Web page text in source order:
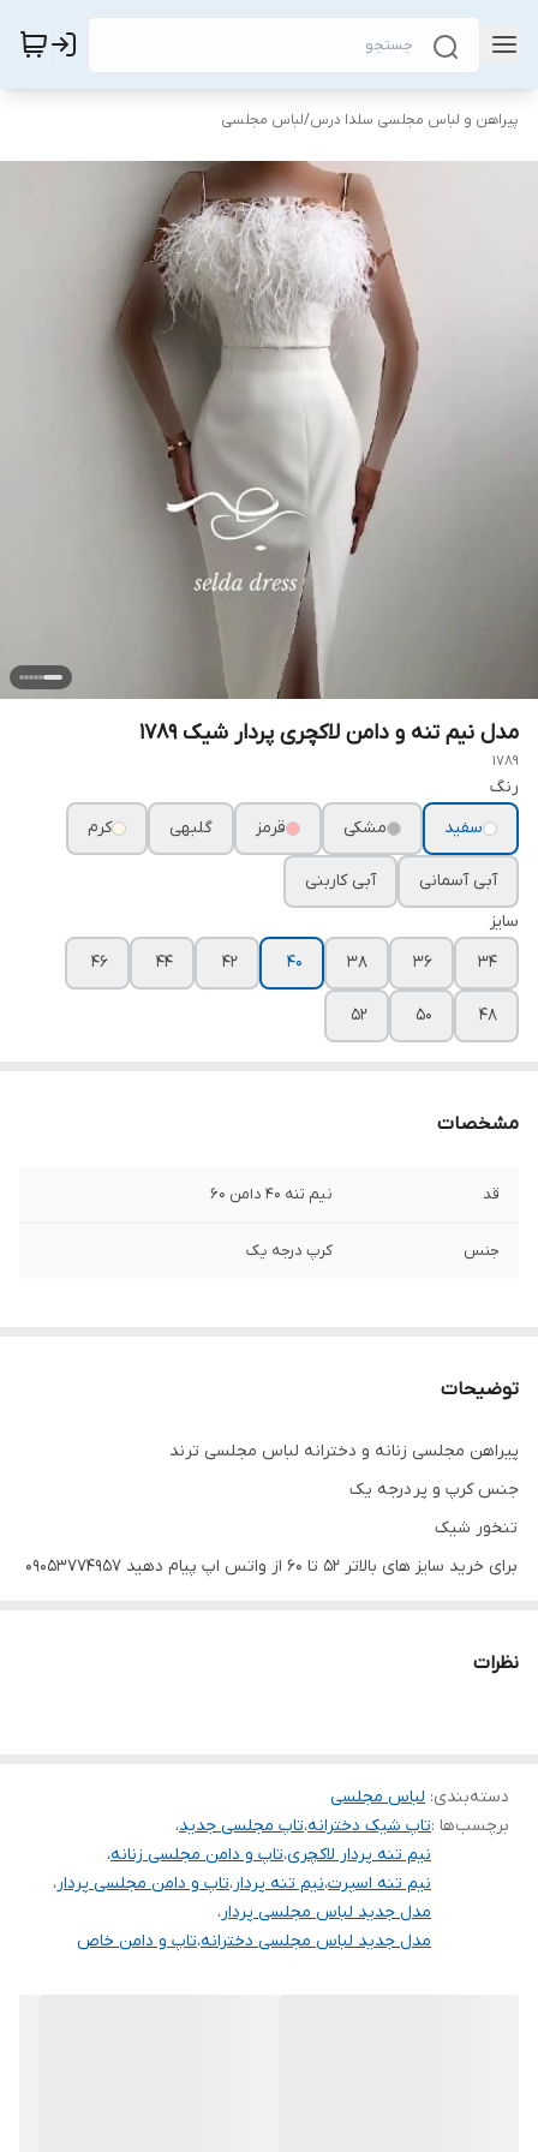
پیراهن و لباس مجلسی سلدا درس/لباس مجلسی
مدل نیم تنه و دامن لاکچری پردار شیک ۱۷۸۹
1789
رنگ
سفید
مشکی قرمز گلبهی کرم
آبی آسمانی
آبی کاربنی
سایز
۳۴
۳۶ ۳۸ ۴۰ ۴۲ ۴۴ ۴۶
۴۸ ۵۰ ۵۲
مشخصات
قد نیم تنه ۴۰ دامن ۶۰
جنس کرپ درجه یک
توضیحات
پیراهن مجلسی زنانه و دخترانه لباس مجلسی ترند
جنس کرپ و پر درجه یک
تنخور شیک
برای خرید سایز های بالاتر ۵۲ تا ۶۰ از واتس اپ پیام دهید ۰۹۰۵۳۷۷۴۹۵۷
تعویض سایز دارد.
نظرات
دسته‌بندی: لباس مجلسی
برچسب‌ها :تاپ شیک دخترانه،تاپ مجلسی جدید،
نیم تنه پردار لاکچری،تاپ و دامن مجلسی زنانه،
نیم تنه اسپرت،نیم تنه پردار،تاپ و دامن مجلسی پردار،
مدل جدید لباس مجلسی پردار،
مدل جدید لباس مجلسی دخترانه،تاپ و دامن خاص